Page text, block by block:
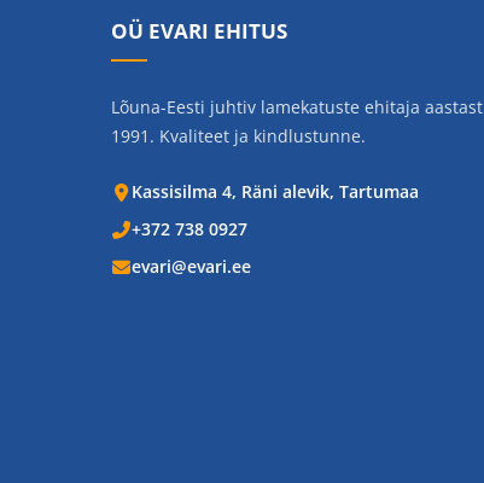
OÜ EVARI EHITUS
Lõuna-Eesti juhtiv lamekatuste ehitaja aastast
1991. Kvaliteet ja kindlustunne.
Kassisilma 4, Räni alevik, Tartumaa
+372 738 0927
evari@evari.ee